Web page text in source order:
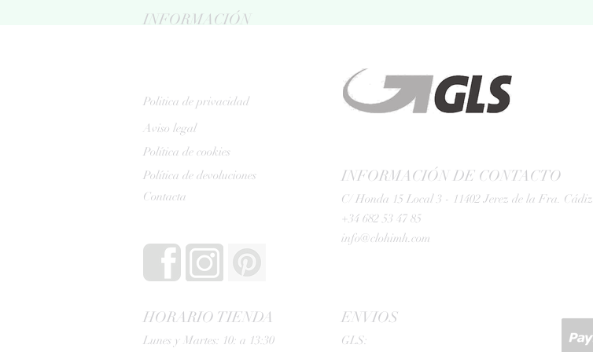
INFORMACIÓN
Politica de privacidad
Aviso legal
Política de cookies
Política de devoluciones
Contacta
INFORMACIÓN DE CONTACTO
C/ Honda 15 Local 3 - 11402 Jerez de la Fra. Cádiz
+34 682 53 47 85
info@clohimh.com
HORARIO TIENDA
Lunes y Martes: 10: a 13:30
ENVIOS
GLS: